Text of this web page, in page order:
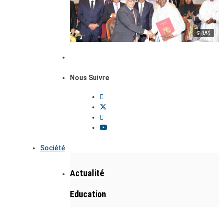
© (DR)
Nous Suivre
Société
Actualité
Education